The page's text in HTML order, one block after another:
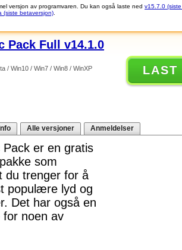
versjon av programvaren. Du kan også laste ned v15.7.0
(siste betaversjon)
Pack Full v14.1.0
/ Win10 / Win7 / Win8 / WinXP LAST
Info Alle versjoner Anmeldelser
Pack er en gratis
som
du trenger for å
populære lyd og
Det har også en
for noen av